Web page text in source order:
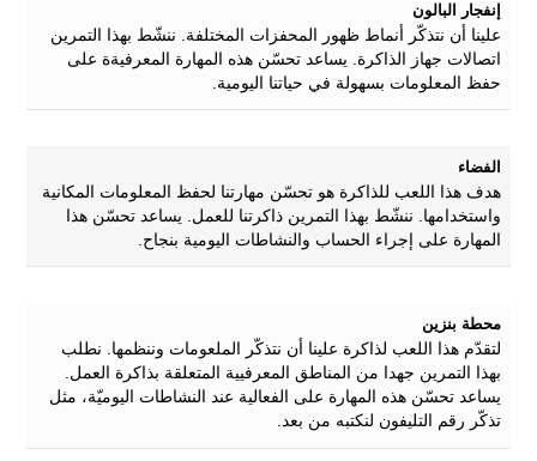
إنفجار البالون
علينا أن نتذكّر أنماط ظهور المحفزات المختلفة. ننشّط بهذا التمرين
اتصالات جهاز الذاكرة. يساعد تحسّن هذه المهارة المعرفيةة على
حفظ المعلومات بسهولة في حياتنا اليومية.
الفضاء
هدف هذا اللعب للذاكرة هو تحسّن مهارتنا لحفظ المعلومات المكانية
واستخدامها. ننشّط بهذا التمرين ذاكرتنا للعمل. يساعد تحسّن هذا
المهارة على إجراء الحساب والنشاطات اليومية بنجاح.
محطة بنزين
لتقدّم هذا اللعب لذاكرة علينا أن نتذكّر الملعومات وننظمها. نطلب
بهذا التمرين جهدا من المناطق المعرفيية المتعلقة بذاكرة العمل.
يساعد تحسّن هذه المهارة على الفعالية عند النشاطات اليوميّة، مثل
تذكّر رقم التليفون لنكتبه من بعد.